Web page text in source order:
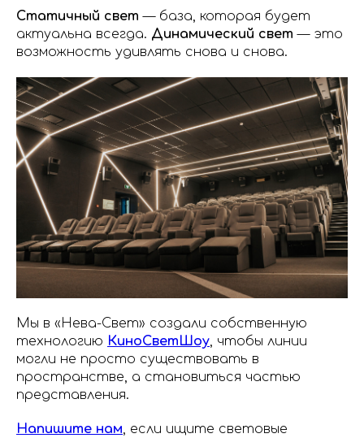
Статичный свет — база, которая будет
актуальна всегда. Динамический свет— это
возможность удивлять снова и снова.
Мы в «Нева-Свет» создали собственную
технологию КиноСветШоу, чтобы линии
могли не просто существовать в
пространстве, а становиться частью
представления.
Напишите нам, если ищите световые